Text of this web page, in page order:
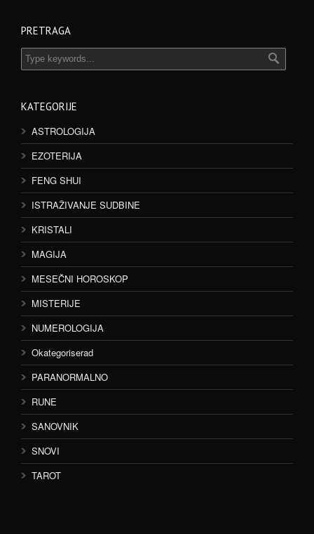
PRETRAGA
KATEGORIJE
ASTROLOGIJA
EZOTERIJA
FENG SHUI
ISTRAŽIVANJE SUDBINE
KRISTALI
MAGIJA
MESEČNI HOROSKOP
MISTERIJE
NUMEROLOGIJA
Okategoriserad
PARANORMALNO
RUNE
SANOVNIK
SNOVI
TAROT